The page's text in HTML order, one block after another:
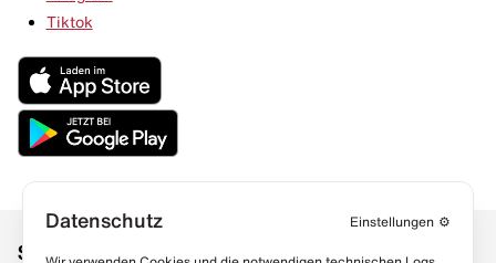
Tiktok
Social Media Links
Datenschutz Einstellungen ⚙️